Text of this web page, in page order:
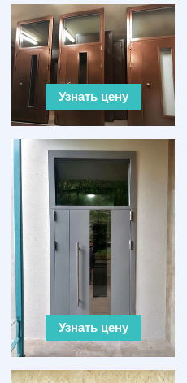
Узнать цену
Узнать цену